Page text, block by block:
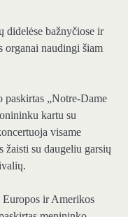
didelėse bažnyčiose ir
organai naudingi šiam
„Notre-Dame
kartu su
visame
žaisti su daugeliu garsių
Europos ir Amerikos